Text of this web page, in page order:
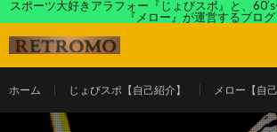
スポーツ大好きアラフォー『じょびスポ』と、
『メロー』が運営するブログ
ホーム じょびスポ【自己紹介】 メロー【自己